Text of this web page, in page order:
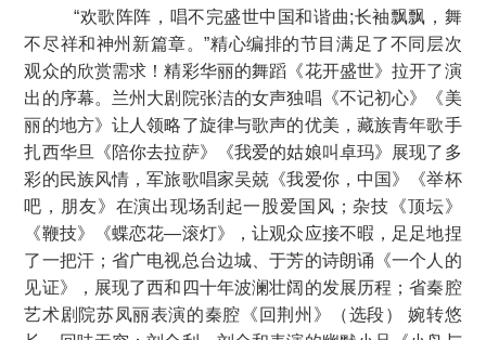
“欢歌阵阵，唱不完盛世中国和谐曲;长袖飘飘，舞
不尽祥和神州新篇章。”精心编排的节目满足了不同层次
观众的欣赏需求！精彩华丽的舞蹈《花开盛世》拉开了演
出的序幕。兰州大剧院张洁的女声独唱《不记初心》《美
丽的地方》让人领略了旋律与歌声的优美，藏族青年歌手
扎西华旦《陪你去拉萨》《我爱的姑娘叫卓玛》展现了多
彩的民族风情，军旅歌唱家吴兢《我爱你，中国》《举杯
吧，朋友》在演出现场刮起一股爱国风；杂技《顶坛》
《鞭技》《蝶恋花—滚灯》，让观众应接不暇，足足地捏
了一把汗；省广电视总台边城、于芳的诗朗诵 《一个人的
见证》， 展现了西和四十年波澜壮阔的发展历程；省秦腔
艺术剧院苏凤丽表演的秦腔《回荆州》（选段） 婉转悠